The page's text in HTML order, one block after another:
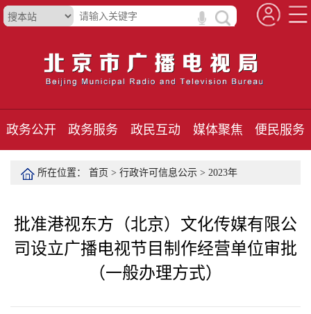
政务公开 政务服务 政民互动 媒体聚焦 便民服务
所在位置： 首页 > 行政许可信息公示 > 2023年
批准港视东方（北京）文化传媒有限公
司设立广播电视节目制作经营单位审批
（一般办理方式）